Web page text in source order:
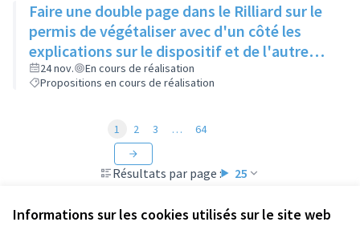
Informations sur les cookies utilisés sur le site web
Faire une double page dans le Rilliard sur le
permis de végétaliser avec d'un côté les
explications sur le dispositif et de l'autre
côté des exemples concrets de lieux à
investir
24 nov.
En cours de réalisation
Propositions en cours de réalisation
Résultats par page : 25
1 2 3 … 64